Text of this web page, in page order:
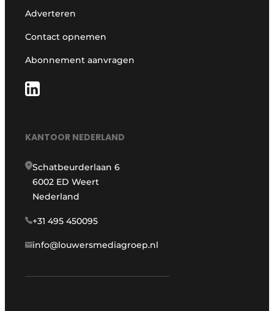
Adverteren
Contact opnemen
Abonnement aanvragen
KANTOOR NEDERLAND
Schatbeurderlaan 6
6002 ED Weert
Nederland
+31 495 450095
info@louwersmediagroep.nl